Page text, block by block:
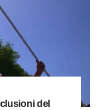
del